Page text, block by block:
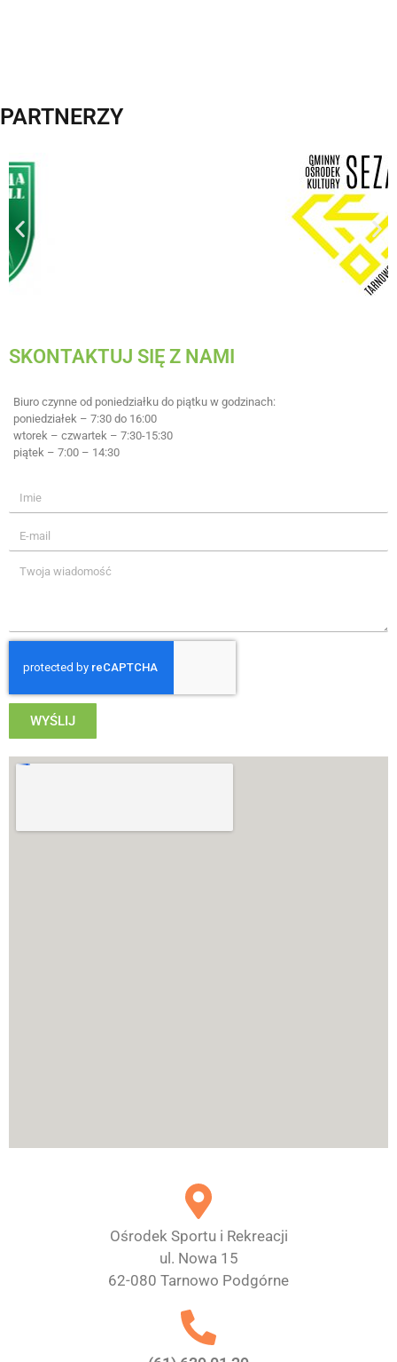
PARTNERZY
SKONTAKTUJ SIĘ Z NAMI
Biuro czynne od poniedziałku do piątku w godzinach:
poniedziałek – 7:30 do 16:00
wtorek – czwartek – 7:30-15:30
piątek – 7:00 – 14:30
WYŚLIJ
Ośrodek Sportu i Rekreacji
ul. Nowa 15
62-080 Tarnowo Podgórne